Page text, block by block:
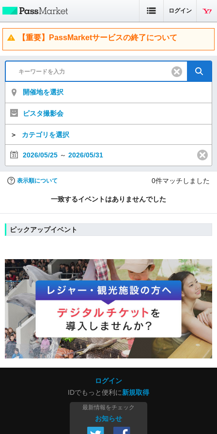
ログイン
【重要】PassMarketサービスの終了について
開催地を選択
ピスタ撮影会
＞ カテゴリを選択
2026/05/25 ～ 2026/05/31
表示順について 0件マッチしました
一致するイベントはありませんでした
ピックアップイベント
ログイン
IDでもっと便利に新規取得
最新情報をチェック
お知らせ